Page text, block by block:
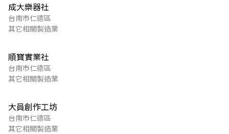
成大樂器社
台南市仁德區
其它相關製造業
順寶實業社
台南市仁德區
其它相關製造業
大員創作工坊
台南市仁德區
其它相關製造業